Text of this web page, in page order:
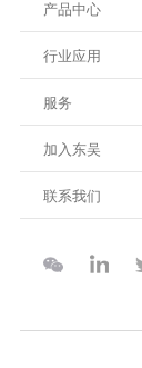
产品中心
行业应用
服务
加入东吴
联系我们